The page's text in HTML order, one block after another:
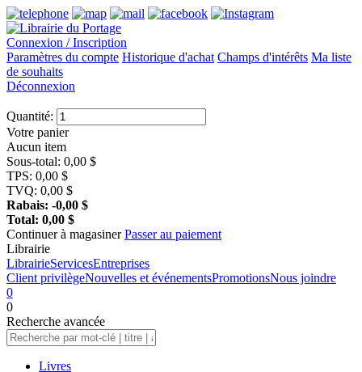
Connexion / Inscription
Paramètres du compte Historique d'achat Champs d'intérêts Ma liste
de souhaits
Déconnexion
Quantité:
Votre panier
Aucun item
Sous-total: 0,00 $
TPS: 0,00 $
TVQ: 0,00 $
Rabais: -0,00 $
Total: 0,00 $
Continuer à magasiner Passer au paiement
Librairie
LibrairieServicesEntreprises
Client privilègeNouvelles et événementsPromotionsNous joindre
0
0
Recherche avancée
Livres